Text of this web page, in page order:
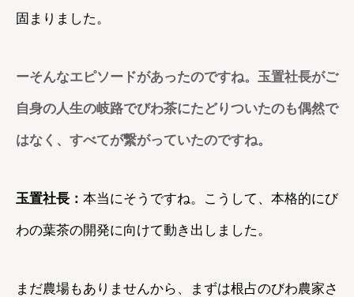
固まりました。
ーそんなエピソードがあったのですね。玉置社長がご
自身の人生の岐路でびわ茶にたどりついたのも偶然で
はなく、すべてが繋がっていたのですね。
玉置社長： 本当にそうですね。こうして、本格的にび
わの葉茶の開発に向けて動き出しました。
まだ農場もありませんから、まずは根占のびわ農家さ